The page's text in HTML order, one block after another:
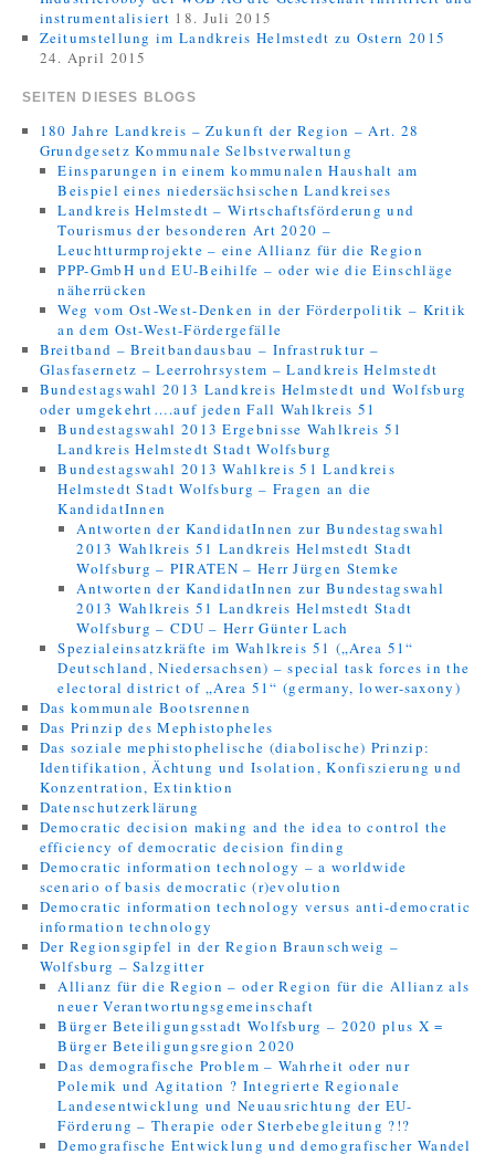
instrumentalisiert 18. Juli 2015
Zeitumstellung im Landkreis Helmstedt zu Ostern 2015
24. April 2015
SEITEN DIESES BLOGS
180 Jahre Landkreis – Zukunft der Region – Art. 28
Grundgesetz Kommunale Selbstverwaltung
Einsparungen in einem kommunalen Haushalt am
Beispiel eines niedersächsischen Landkreises
Landkreis Helmstedt – Wirtschaftsförderung und
Tourismus der besonderen Art 2020 –
Leuchtturmprojekte – eine Allianz für die Region
PPP-GmbH und EU-Beihilfe – oder wie die Einschläge
näherrücken
Weg vom Ost-West-Denken in der Förderpolitik – Kritik
an dem Ost-West-Fördergefälle
Breitband – Breitbandausbau – Infrastruktur –
Glasfasernetz – Leerrohrsystem – Landkreis Helmstedt
Bundestagswahl 2013 Landkreis Helmstedt und Wolfsburg
oder umgekehrt….auf jeden Fall Wahlkreis 51
Bundestagswahl 2013 Ergebnisse Wahlkreis 51
Landkreis Helmstedt Stadt Wolfsburg
Bundestagswahl 2013 Wahlkreis 51 Landkreis
Helmstedt Stadt Wolfsburg – Fragen an die
KandidatInnen
Antworten der KandidatInnen zur Bundestagswahl
2013 Wahlkreis 51 Landkreis Helmstedt Stadt
Wolfsburg – PIRATEN – Herr Jürgen Stemke
Antworten der KandidatInnen zur Bundestagswahl
2013 Wahlkreis 51 Landkreis Helmstedt Stadt
Wolfsburg – CDU – Herr Günter Lach
Spezialeinsatzkräfte im Wahlkreis 51 („Area 51“
Deutschland, Niedersachsen) – special task forces in the
electoral district of „Area 51“ (germany, lower-saxony)
Das kommunale Bootsrennen
Das Prinzip des Mephistopheles
Das soziale mephistophelische (diabolische) Prinzip:
Identifikation, Ächtung und Isolation, Konfiszierung und
Konzentration, Extinktion
Datenschutzerklärung
Democratic decision making and the idea to control the
efficiency of democratic decision finding
Democratic information technology – a worldwide
scenario of basis democratic (r)evolution
Democratic information technology versus anti-democratic
information technology
Der Regionsgipfel in der Region Braunschweig –
Wolfsburg – Salzgitter
Allianz für die Region – oder Region für die Allianz als
neuer Verantwortungsgemeinschaft
Bürger Beteiligungsstadt Wolfsburg – 2020 plus X =
Bürger Beteiligungsregion 2020
Das demografische Problem – Wahrheit oder nur
Polemik und Agitation ? Integrierte Regionale
Landesentwicklung und Neuausrichtung der EU-
Förderung – Therapie oder Sterbebegleitung ?!?
Demografische Entwicklung und demografischer Wandel